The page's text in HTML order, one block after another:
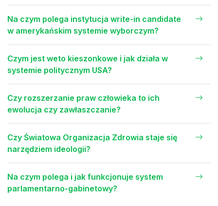
Na czym polega instytucja write-in candidate
w amerykańskim systemie wyborczym?
Czym jest weto kieszonkowe i jak działa w
systemie politycznym USA?
Czy rozszerzanie praw człowieka to ich
ewolucja czy zawłaszczanie?
Czy Światowa Organizacja Zdrowia staje się
narzędziem ideologii?
Na czym polega i jak funkcjonuje system
parlamentarno-gabinetowy?